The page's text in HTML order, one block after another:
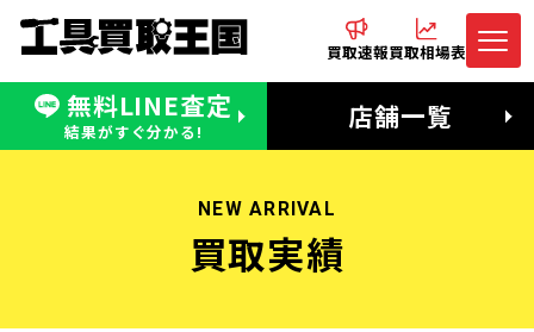
買取速報買取相場表
無料LINE査定
結果がすぐ分かる! 店舗一覧
無料LINE査定
受付：11:00〜19:00 木曜定休日
電話でお問合わせ
営業時間：11:00〜20:00
NEW ARRIVAL
買取実績